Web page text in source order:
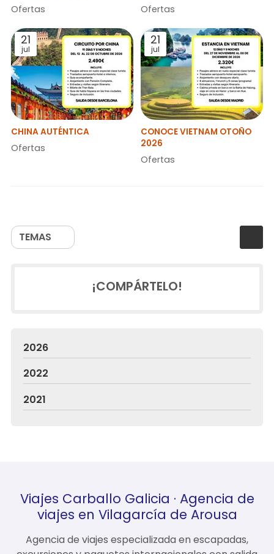
TEMAS
Ofertas Ofertas
21
jul
CHINA AUTÉNTICA
Ofertas
21
jul
CONOCE VIETNAM OTOÑO
2026
Ofertas
¡COMPÁRTELO!
2026
2022
2021
Viajes Carballo Galicia · Agencia de
viajes en Vilagarcía de Arousa
Agencia de viajes especializada en escapadas,